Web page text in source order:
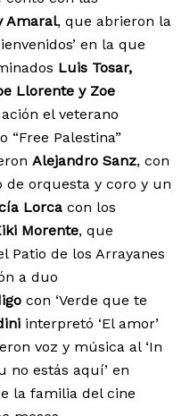
Amaral, que abrieron la
en la que
Luis Tosar,
Llorente y Zoe
el veterano
“Free Palestina”
Alejandro Sanz, con
de orquesta y coro y un
Lorca con los
Morente, que
Patio de los Arrayanes
a duo
con ‘Verde que te
interpretó ‘El amor’
voz y música al ‘In
no estás aquí’ en
la familia del cine